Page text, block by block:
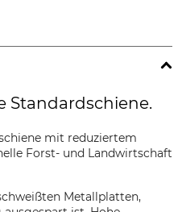
Standardschiene.
mit reduziertem
Forst- und Landwirtschaft
Metallplatten,